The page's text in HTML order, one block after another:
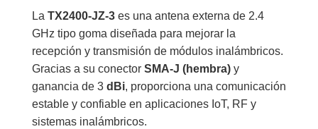
cantidad
La TX2400-JZ-3es una antena externa de 2.4
GHz tipo goma diseñada para mejorar la
recepción y transmisión de módulos inalámbricos.
Gracias a su conector SMA-J (hembra)y
ganancia de 3dBi, proporciona una comunicación
estable y confiable en aplicaciones IoT, RF y
sistemas inalámbricos.